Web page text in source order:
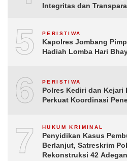
Integritas dan
5 PERISTIWA
Kapolres Jombang
Hadiah Lomba Hari
6 PERISTIWA
Polres Kediri dan Kejari
Perkuat Koordinasi
7 HUKUM KRIMINAL
Penyidikan Kasus
Berlanjut, Satreskrim
Rekonstruksi 42 Adegan